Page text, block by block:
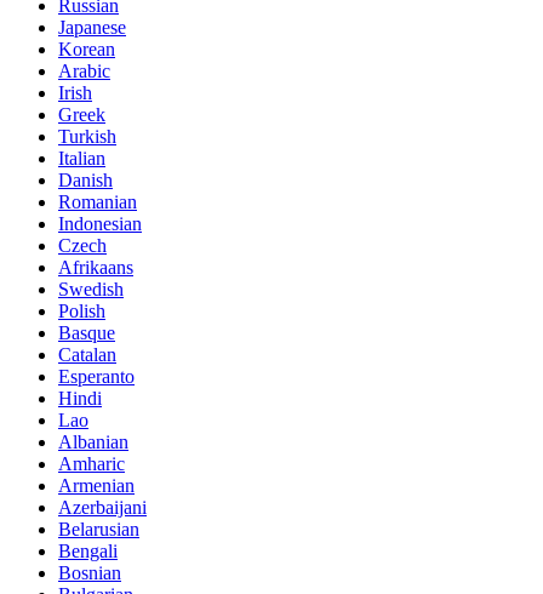
Russian
Japanese
Korean
Arabic
Irish
Greek
Turkish
Italian
Danish
Romanian
Indonesian
Czech
Afrikaans
Swedish
Polish
Basque
Catalan
Esperanto
Hindi
Lao
Albanian
Amharic
Armenian
Azerbaijani
Belarusian
Bengali
Bosnian